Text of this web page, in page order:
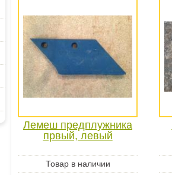
Лемеш предплужника
првый, левый
Товар в наличии